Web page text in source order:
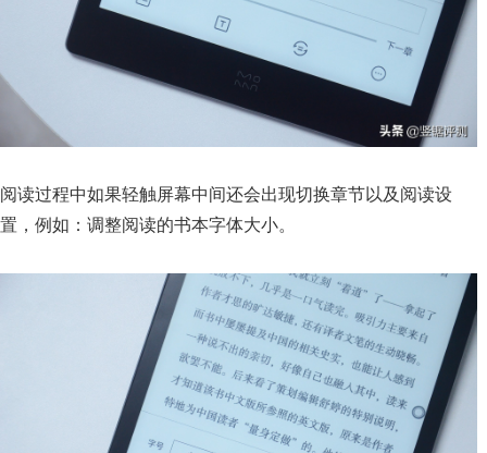
阅读过程中如果轻触屏幕中间还会出现切换章节以及阅读设
置，例如：调整阅读的书本字体大小。